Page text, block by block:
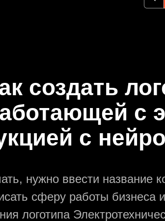
создать
с
с
нужно ввести название
сферу работы бизнеса
логотипа